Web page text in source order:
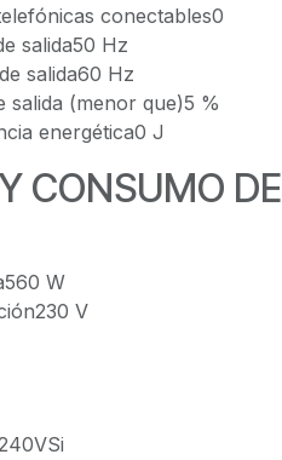
conectables0
salida50 Hz
salida60 Hz
salida (menor que)5 %
energética0 J
CONSUMO DE
W
V